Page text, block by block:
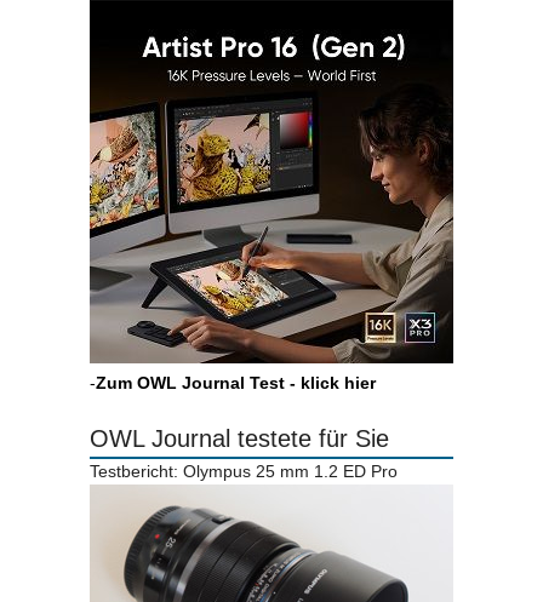
-Zum OWL Journal Test - klick hier
OWL Journal testete für Sie
Testbericht: Olympus 25 mm 1.2 ED Pro